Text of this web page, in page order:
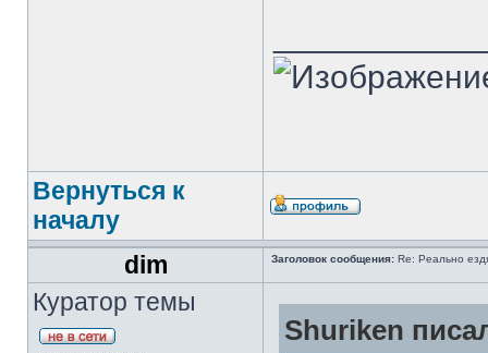
Вернуться к
началу
dim
Заголовок сообщения: Re: Реально
Куратор темы
Shuriken